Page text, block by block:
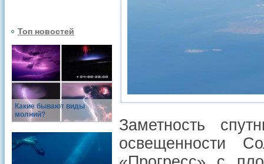
Топ новостей
Какие бывают виды
молний?
Заметность
освещенности